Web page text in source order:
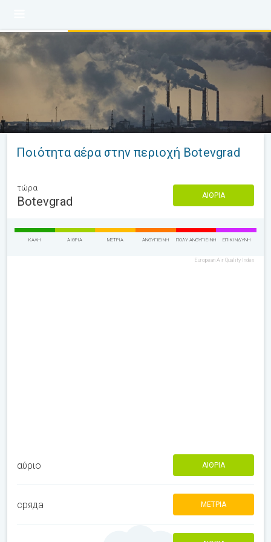
Ποιότητα αέρα στην περιοχή Botevgrad
τώρα
Botevgrad ΑΊΘΡΙΑ
ΚΑΛΉ ΑΊΘΡΙΑ ΜΈΤΡΙΑ ΑΝΘΥΓΙΕΙΝΉ ΠΟΛΎ ΑΝΘΥΓΙΕΙΝΉ ΕΠΙΚΊΝΔΥΝΗ
European Air Quality Index
αύριο ΑΊΘΡΙΑ
сряда ΜΈΤΡΙΑ